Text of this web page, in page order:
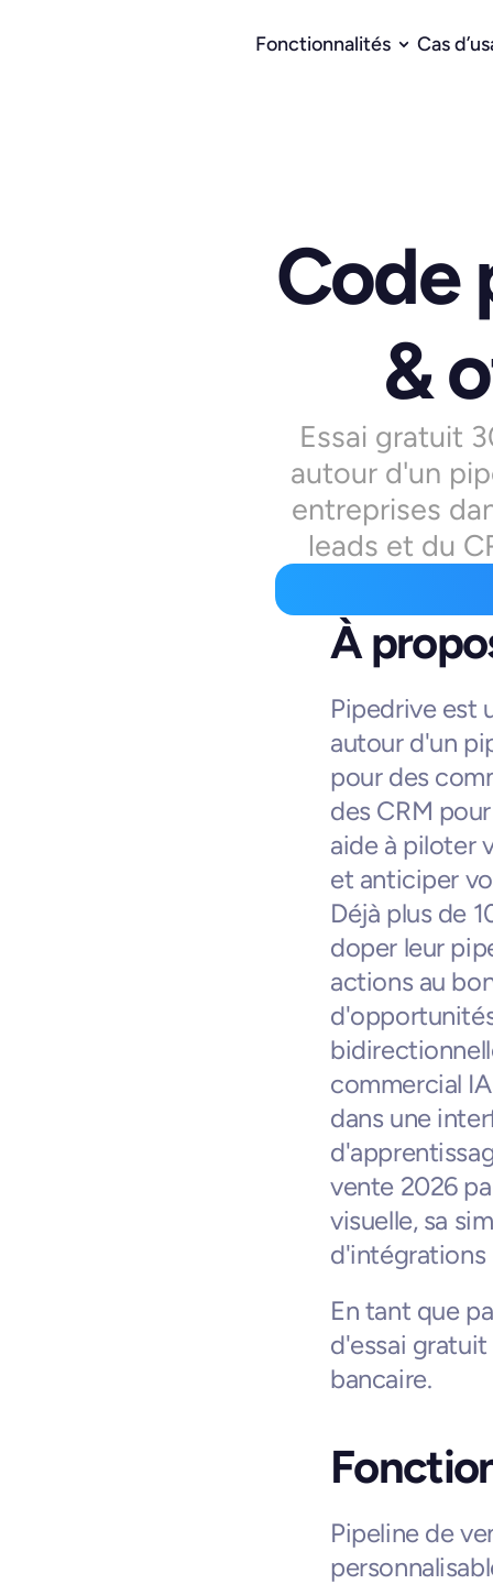
Fonctionnalités Cas
Code
&
Essai gratuit
autour d'un
entreprises
leads et du
À
Pipedrive est
autour d'un
pour des
des CRM
aide à piloter
et anticiper
Déjà plus de
doper leur
actions au
commercial
dans une
vente 2026
visuelle, sa
d'intégrations
En tant que
d'essai
bancaire.
Pipeline de